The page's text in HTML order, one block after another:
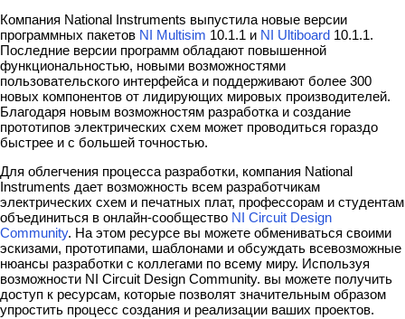
Компания National Instruments выпустила новые версии
программных пакетов NI Multisim 10.1.1 и NI Ultiboard 10.1.1.
Последние версии программ обладают повышенной
функциональностью, новыми возможностями
пользовательского интерфейса и поддерживают более 300
новых компонентов от лидирующих мировых производителей.
Благодаря новым возможностям разработка и создание
прототипов электрических схем может проводиться гораздо
быстрее и с большей точностью.
Для облегчения процесса разработки, компания National
Instruments дает возможность всем разработчикам
электрических схем и печатных плат, профессорам и студентам
объединиться в онлайн-сообщество NI Circuit Design
Community. На этом ресурсе вы можете обмениваться своими
эскизами, прототипами, шаблонами и обсуждать всевозможные
нюансы разработки с коллегами по всему миру. Используя
возможности NI Circuit Design Community. вы можете получить
доступ к ресурсам, которые позволят значительным образом
упростить процесс создания и реализации ваших проектов.